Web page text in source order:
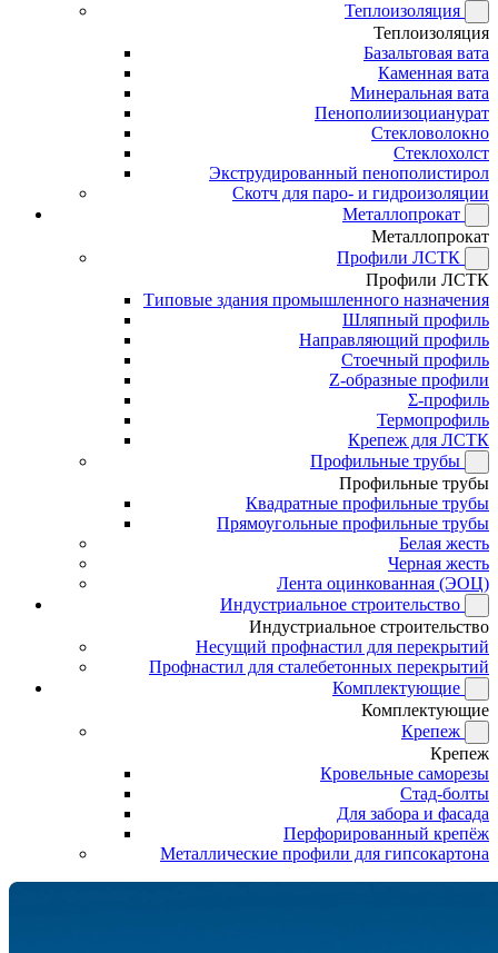
Теплоизоляция
Теплоизоляция
Базальтовая вата
Каменная вата
Минеральная вата
Пенополиизоцианурат
Стекловолокно
Стеклохолст
Экструдированный пенополистирол
Скотч для паро- и гидроизоляции
Металлопрокат
Металлопрокат
Профили ЛСТК
Профили ЛСТК
Типовые здания промышленного назначения
Шляпный профиль
Направляющий профиль
Стоечный профиль
Z-образные профили
Σ-профиль
Термопрофиль
Крепеж для ЛСТК
Профильные трубы
Профильные трубы
Квадратные профильные трубы
Прямоугольные профильные трубы
Белая жесть
Черная жесть
Лента оцинкованная (ЭОЦ)
Индустриальное строительство
Индустриальное строительство
Несущий профнастил для перекрытий
Профнастил для сталебетонных перекрытий
Комплектующие
Комплектующие
Крепеж
Крепеж
Кровельные саморезы
Стад-болты
Для забора и фасада
Перфорированный крепёж
Металлические профили для гипсокартона